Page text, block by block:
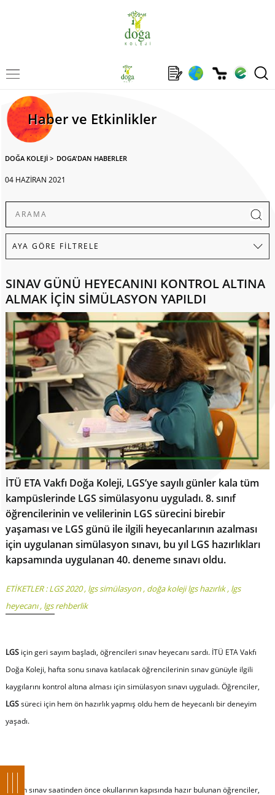
Haber ve Etkinlikler
DOĞA KOLEJİ > DOGA'DAN HABERLER
04 HAZİRAN 2021
SINAV GÜNÜ HEYECANINI KONTROL ALTINA
ALMAK İÇİN SİMÜLASYON YAPILDI
İTÜ ETA Vakfı Doğa Koleji, LGS’ye sayılı günler kala tüm
kampüslerinde LGS simülasyonu uyguladı. 8. sınıf
öğrencilerinin ve velilerinin LGS sürecini birebir
yaşaması ve LGS günü ile ilgili heyecanlarının azalması
için uygulanan simülasyon sınavı, bu yıl LGS hazırlıkları
kapsamında uygulanan 40. deneme sınavı oldu.
ETİKETLER :LGS 2020, lgs simülasyon, doğa koleji lgs hazırlık, lgs
heyecanı, lgs rehberlik
LGSiçin geri sayım başladı, öğrencileri sınav heyecanı sardı. İTÜ ETA Vakfı
Doğa Koleji, hafta sonu sınava katılacak öğrencilerinin sınav günüyle ilgili
kaygılarını kontrol altına alması için simülasyon sınavı uyguladı. Öğrenciler,
LGSsüreci için hem ön hazırlık yapmış oldu hem de heyecanlı bir deneyim
yaşadı.
Sabah sınav saatinden önce okullarının kapısında hazır bulunan öğrenciler,